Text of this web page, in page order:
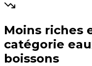
Moins riches
catégorie
boissons